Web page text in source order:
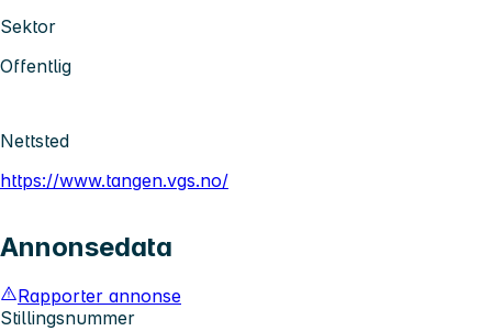
Sektor
Offentlig
Nettsted
https://www.tangen.vgs.no/
Annonsedata
Rapporter annonse
Stillingsnummer